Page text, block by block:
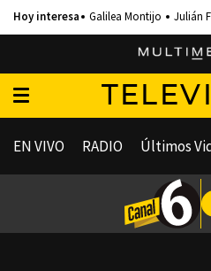
Galilea Montijo Julián
EN VIVO RADIO Últimos